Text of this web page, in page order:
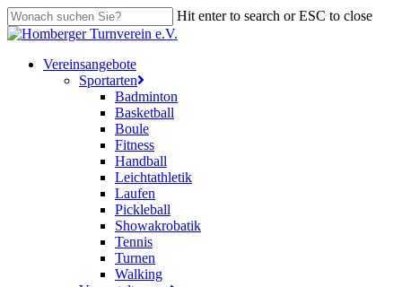
Skip
to
content
Hit enter to search or ESC to close
Close
search
Menu
Vereinsangebote
Sportarten
Badminton
Basketball
Boule
Fitness
Handball
Leichtathletik
Laufen
Pickleball
Showakrobatik
Tennis
Turnen
Walking